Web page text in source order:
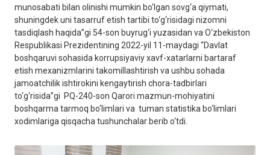
munosabati bilan olinishi mumkin bo‘lgan sovg‘a qiymati,
shuningdek uni tasarruf etish tartibi to‘g‘risidagi nizomni
tasdiqlash haqida”gi 54-son buyrug‘i yuzasidan va O‘zbekiston
Respublikasi Prezidentining 2022-yil 11-maydagi “Davlat
boshqaruvi sohasida korrupsiyaviy xavf-xatarlarni bartaraf
etish mexanizmlarini takomillashtirish va ushbu sohada
jamoatchilik ishtirokini kengaytirish chora-tadbirlari
to‘g‘risida”gi PQ-240-son Qarori mazmun-mohiyatini
boshqarma tarmoq bo‘limlari va tuman statistika bo‘limlari
xodimlariga qisqacha tushunchalar berib o‘tdi.